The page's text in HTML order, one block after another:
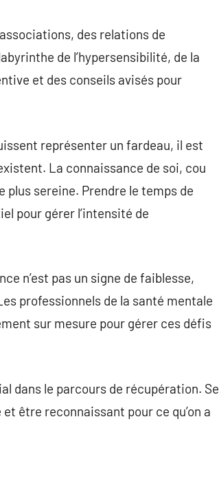
des relations de
de l’hypersensibilité, de la
et des conseils avisés pour
représenter un fardeau, il est
La connaissance de soi, cou
plus sereine. Prendre le temps de
pour gérer l’intensité de
n’est pas un signe de faiblesse,
professionnels de la santé mentale
sur mesure pour gérer ces défis
dans le parcours de récupération. Se
être reconnaissant pour ce qu’on a